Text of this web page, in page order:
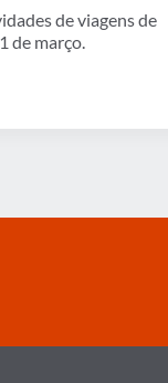
de viagens de
de março.